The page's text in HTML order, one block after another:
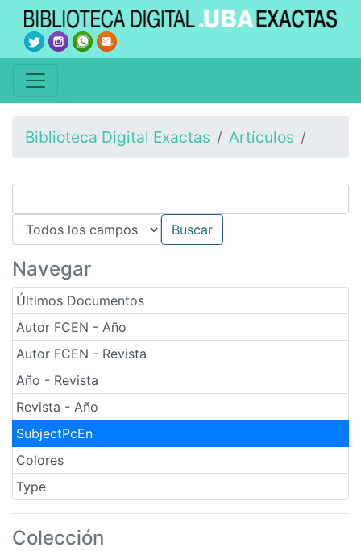
Biblioteca Digital Exactas Artículos
Navegar
Últimos Documentos
Autor FCEN - Año
Autor FCEN - Revista
Año - Revista
Revista - Año
SubjectPcEn
Colores
Type
Colección